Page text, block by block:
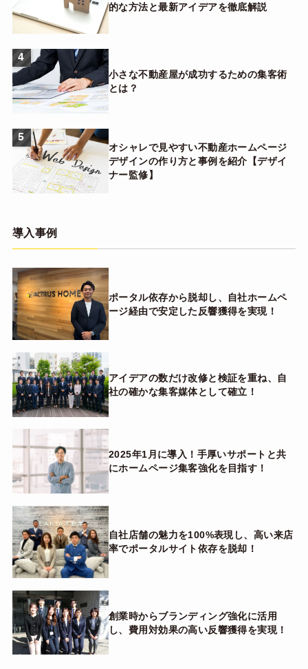
的な方法と最新アイデアを徹底解説
4
小さな不動産屋が成功するための集客術
とは？
5
オシャレで見やすい不動産ホームページ
デザインの作り方と事例を紹介【デザイ
ナー監修】
導入事例
ポータル依存から脱却し、自社ホームペ
ージ経由で安定した反響獲得を実現！
アイデアの数だけ改修と検証を重ね、自
社の確かな集客媒体として確立！
2025年1月に導入！手厚いサポートと共
にホームページ集客強化を目指す！
自社店舗の魅力を100%表現し、高い来店
率でポータルサイト依存を脱却！
創業時からブランディング強化に活用
し、費用対効果の高い反響獲得を実現！